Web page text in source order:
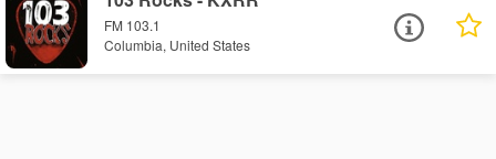
FM 103.1
Columbia, United States